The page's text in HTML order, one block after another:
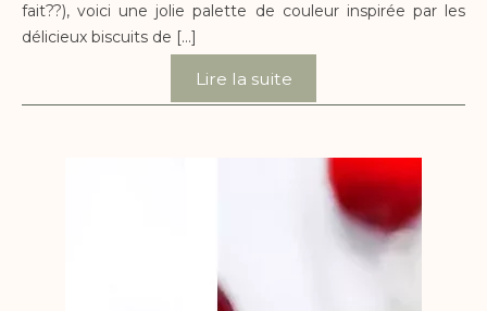
fait??), voici une jolie palette de couleur inspirée par les
délicieux biscuits de […]
Lire la suite